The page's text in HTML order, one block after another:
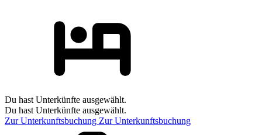
Du hast Unterkünfte ausgewählt.
Du hast Unterkünfte ausgewählt.
Zur Unterkunftsbuchung Zur Unterkunftsbuchung